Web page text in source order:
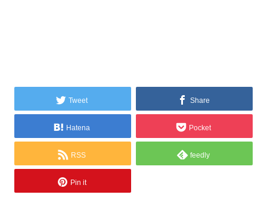
Tweet Share
Hatena Pocket
RSS feedly
Pin it